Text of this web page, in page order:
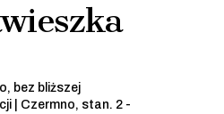
bez bliższej
Czermno, stan. 2 -